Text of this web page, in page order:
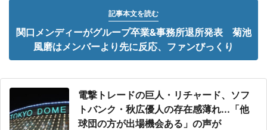
記事本文を読む
関口メンディーがグループ卒業&事務所退所発表 菊池
風磨はメンバーより先に反応、ファンびっくり
電撃トレードの巨人・リチャード、ソフ
トバンク・秋広優人の存在感薄れ...「他
球団の方が出場機会ある」の声が